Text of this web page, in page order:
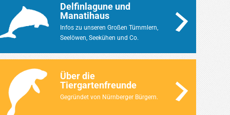
Delfinlagune und
Manatihaus
Infos zu unseren Großen Tümmlern,
Seelöwen, Seekühen und Co.
Über die
Tiergartenfreunde
Gegründet von Nürnberger Bürgern.